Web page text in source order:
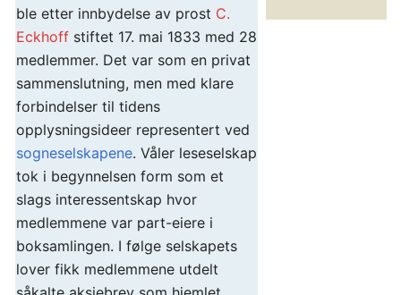
ble etter innbydelse av prost C.
Eckhoff stiftet 17. mai 1833 med 28
medlemmer. Det var som en privat
sammenslutning, men med klare
forbindelser til tidens
opplysningsideer representert ved
sogneselskapene. Våler leseselskap
tok i begynnelsen form som et
slags interessentskap hvor
medlemmene var part-eiere i
boksamlingen. I følge selskapets
lover fikk medlemmene utdelt